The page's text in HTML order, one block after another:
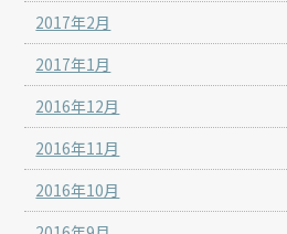
2017年2月
2017年1月
2016年12月
2016年11月
2016年10月